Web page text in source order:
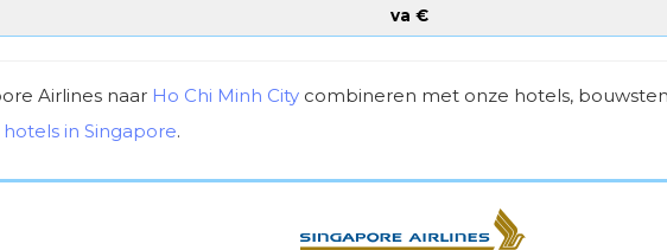
va €
Airlines naar Ho Chi Minh City combineren met onze hotels,
hotels in Singapore.